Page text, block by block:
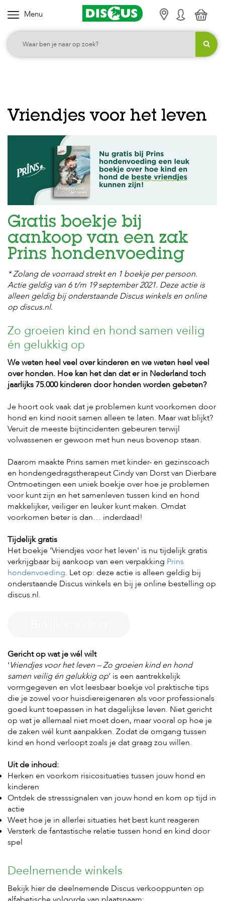
Menu
K
i
e
c
a
t
i
e
H
o
m
e
F
o
d
e
r
H
o
n
d
n
K
a
t
e
n
K
n
a
a
d
i
e
r
e
n
V
V
i
s
s
e
n
B
o
e
r
d
e
r
i
j
B
l
o
g
W
n
k
Vriendjes voor het leven
Gratis boekje bij
aankoop van een zak
Prins hondenvoeding
* Zolang de voorraad strekt en 1 boekje per persoon.
Actie geldig van 6 t/m 19 september 2021. Deze actie is
alleen geldig bij onderstaande Discus winkels en online
op discus.nl.
Zo groeien kind en hond samen veilig
én gelukkig op
We weten heel veel over kinderen en we weten heel veel
over honden. Hoe kan het dan dat er in Nederland toch
jaarlijks 75.000 kinderen door honden worden gebeten?
Je hoort ook vaak dat je problemen kunt voorkomen door
hond en kind nooit samen alleen te laten. Maar wat blijkt?
Veruit de meeste bijtincidenten gebeuren terwijl
volwassenen er gewoon met hun neus bovenop staan.
Daarom maakte Prins samen met kinder- en gezinscoach
en hondengedragstherapeut Cindy van Dorst van Dierbare
Ontmoetingen een uniek boekje over hoe je problemen
voor kunt zijn en het samenleven tussen kind en hond
makkelijker, veiliger en leuker kunt maken. Omdat
voorkomen beter is dan… inderdaad!
Tijdelijk gratis
Het boekje 'Vriendjes voor het leven' is nu tijdelijk gratis
verkrijgbaar bij aankoop van een verpakking Prins
hondenvoeding. Let op: deze actie is alleen geldig bij
onderstaande Discus winkels en bij je online bestelling op
discus.nl.
Gericht op wat je wél wilt
‘Vriendjes voor het leven – Zo groeien kind en hond
samen veilig én gelukkig op’ is een aantrekkelijk
vormgegeven en vlot leesbaar boekje vol praktische tips
die je zowel voor huisdiereigenaren als voor professionals
goed kunt toepassen in het dagelijkse leven. Niet gericht
op wat je allemaal niet moet doen, maar vooral op hoe je
de zaken wél kunt aanpakken. Zodat de omgang tussen
kind en hond verloopt zoals je dat graag zou willen.
Uit de inhoud:
Herken en voorkom risicosituaties tussen jouw hond en
kinderen
Ontdek de stresssignalen van jouw hond en kom op tijd in
actie
Weet hoe je in allerlei situaties het best kunt reageren
Versterk de fantastische relatie tussen hond en kind door
spel
Deelnemende winkels
Bekijk hier de deelnemende Discus verkooppunten op